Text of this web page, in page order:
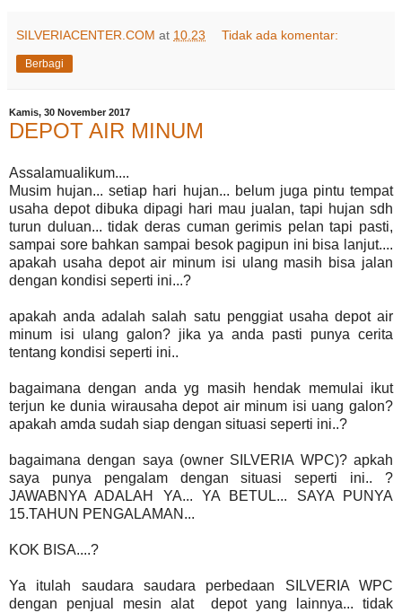
SILVERIACENTER.COM at 10.23 Tidak ada komentar:
Berbagi
Kamis, 30 November 2017
DEPOT AIR MINUM
Assalamualikum....
Musim hujan... setiap hari hujan... belum juga pintu tempat
usaha depot dibuka dipagi hari mau jualan, tapi hujan sdh
turun duluan... tidak deras cuman gerimis pelan tapi pasti,
sampai sore bahkan sampai besok pagipun ini bisa lanjut....
apakah usaha depot air minum isi ulang masih bisa jalan
dengan kondisi seperti ini...?
apakah anda adalah salah satu penggiat usaha depot air
minum isi ulang galon? jika ya anda pasti punya cerita
tentang kondisi seperti ini..
bagaimana dengan anda yg masih hendak memulai ikut
terjun ke dunia wirausaha depot air minum isi uang galon?
apakah amda sudah siap dengan situasi seperti ini..?
bagaimana dengan saya (owner SILVERIA WPC)? apkah
saya punya pengalam dengan situasi seperti ini.. ?
JAWABNYA ADALAH YA... YA BETUL... SAYA PUNYA
15.TAHUN PENGALAMAN...
KOK BISA....?
Ya itulah saudara saudara perbedaan SILVERIA WPC
dengan penjual mesin alat depot yang lainnya... tidak